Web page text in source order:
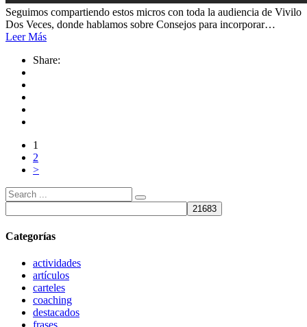
Seguimos compartiendo estos micros con toda la audiencia de Vivilo
Dos Veces, donde hablamos sobre Consejos para incorporar…
Leer Más
Share:
1
2
>
Búsqueda
de:
Categorías
actividades
artículos
carteles
coaching
destacados